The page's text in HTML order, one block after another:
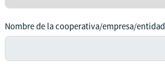
Nombre de la cooperativa/empresa/entidad